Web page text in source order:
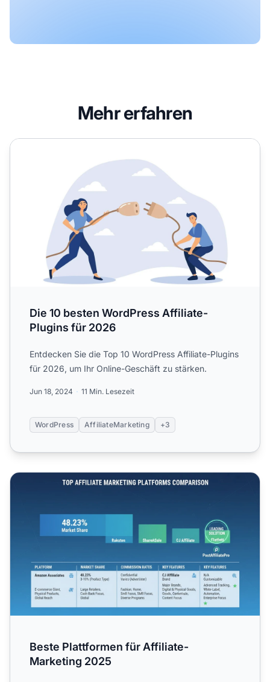
Mehr erfahren
Die 10 besten WordPress Affiliate-Plugins für 2026
Die 10 besten WordPress Affiliate-
Plugins für 2026
Entdecken Sie die Top 10 WordPress Affiliate-Plugins
für 2026, um Ihr Online-Geschäft zu stärken.
Jun 18, 2024 11 Min. Lesezeit
WordPress AffiliateMarketing +3
Beste Plattformen für Affiliate-Marketing 2025
Beste Plattformen für Affiliate-
Marketing 2025